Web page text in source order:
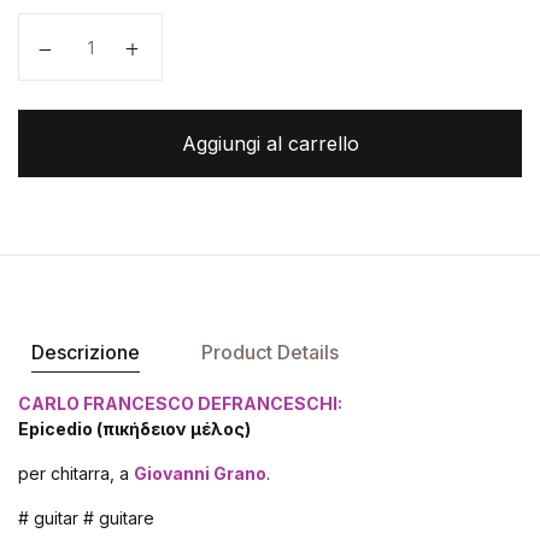
Aggiungi al carrello
Descrizione Product Details
CARLO FRANCESCO DEFRANCESCHI:
Epicedio (ἐπικήδειον μέλος)
per chitarra, a Giovanni Grano.
# guitar # guitare